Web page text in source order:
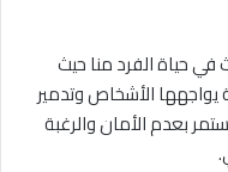
في حياة الفرد منا حيث
يواجهها الأشخاص وتدمير
بعدم الأمان والرغبة